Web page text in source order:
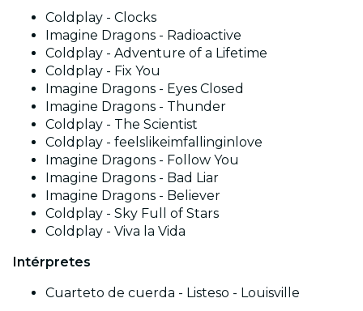
Coldplay - Clocks
Imagine Dragons - Radioactive
Coldplay - Adventure of a Lifetime
Coldplay - Fix You
Imagine Dragons - Eyes Closed
Imagine Dragons - Thunder
Coldplay - The Scientist
Coldplay - feelslikeimfallinginlove
Imagine Dragons - Follow You
Imagine Dragons - Bad Liar
Imagine Dragons - Believer
Coldplay - Sky Full of Stars
Coldplay - Viva la Vida
Intérpretes
Cuarteto de cuerda - Listeso - Louisville